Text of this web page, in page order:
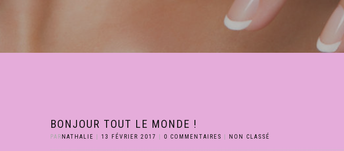
BONJOUR TOUT LE MONDE !
PAR NATHALIE 13 FÉVRIER 2017 0 COMMENTAIRES NON CLASSÉ